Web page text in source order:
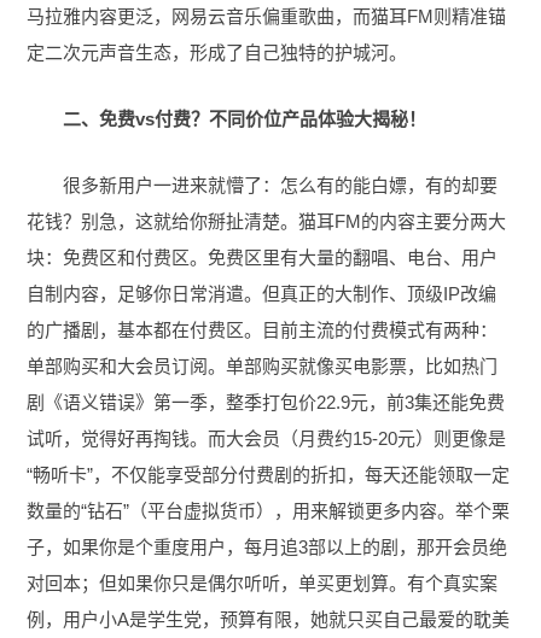
马拉雅内容更泛，网易云音乐偏重歌曲，而猫耳FM则精准锚
定二次元声音生态，形成了自己独特的护城河。
二、免费vs付费？不同价位产品体验大揭秘！
很多新用户一进来就懵了：怎么有的能白嫖，有的却要
花钱？别急，这就给你掰扯清楚。猫耳FM的内容主要分两大
块：免费区和付费区。免费区里有大量的翻唱、电台、用户
自制内容，足够你日常消遣。但真正的大制作、顶级IP改编
的广播剧，基本都在付费区。目前主流的付费模式有两种：
单部购买和大会员订阅。单部购买就像买电影票，比如热门
剧《语义错误》第一季，整季打包价22.9元，前3集还能免费
试听，觉得好再掏钱。而大会员（月费约15-20元）则更像是
“畅听卡”，不仅能享受部分付费剧的折扣，每天还能领取一定
数量的“钻石”（平台虚拟货币），用来解锁更多内容。举个栗
子，如果你是个重度用户，每月追3部以上的剧，那开会员绝
对回本；但如果你只是偶尔听听，单买更划算。有个真实案
例，用户小A是学生党，预算有限，她就只买自己最爱的耽美